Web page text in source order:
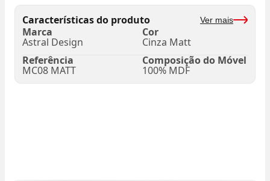
Características do produto Ver mais
Marca
Astral Design
Cor
Cinza Matt
Referência
MC08 MATT
Composição do Móvel
100% MDF